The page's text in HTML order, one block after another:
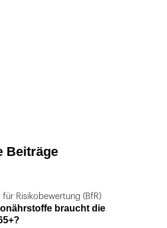
Beiträge
für Risikobewertung (BfR)
braucht die